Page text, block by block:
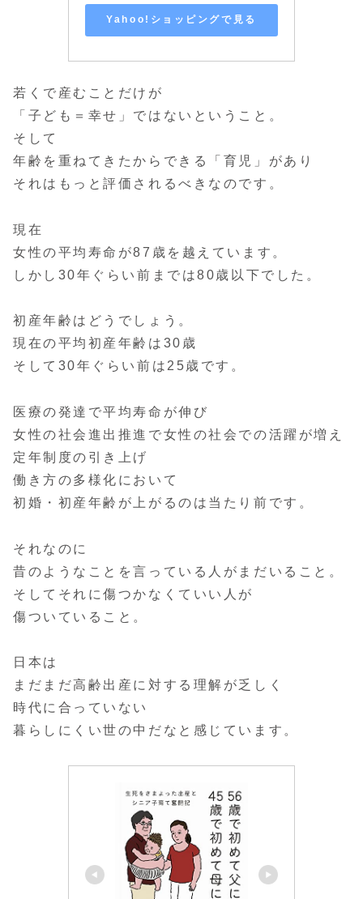
Yahoo!ショッピングで見る
若くで産むことだけが
「子ども＝幸せ」ではないということ。
そして
年齢を重ねてきたからできる「育児」があり
それはもっと評価されるべきなのです。
現在
女性の平均寿命が87歳を越えています。
しかし30年ぐらい前までは80歳以下でした。
初産年齢はどうでしょう。
現在の平均初産年齢は30歳
そして30年ぐらい前は25歳です。
医療の発達で平均寿命が伸び
女性の社会進出推進で女性の社会での活躍が増え
定年制度の引き上げ
働き方の多様化において
初婚・初産年齢が上がるのは当たり前です。
それなのに
昔のようなことを言っている人がまだいること。
そしてそれに傷つかなくていい人が
傷ついていること。
日本は
まだまだ高齢出産に対する理解が乏しく
時代に合っていない
暮らしにくい世の中だなと感じています。